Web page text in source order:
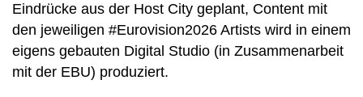
Eindrücke aus der Host City geplant, Content mit
den jeweiligen #Eurovision2026 Artists wird in einem
eigens gebauten Digital Studio (in Zusammenarbeit
mit der EBU) produziert.